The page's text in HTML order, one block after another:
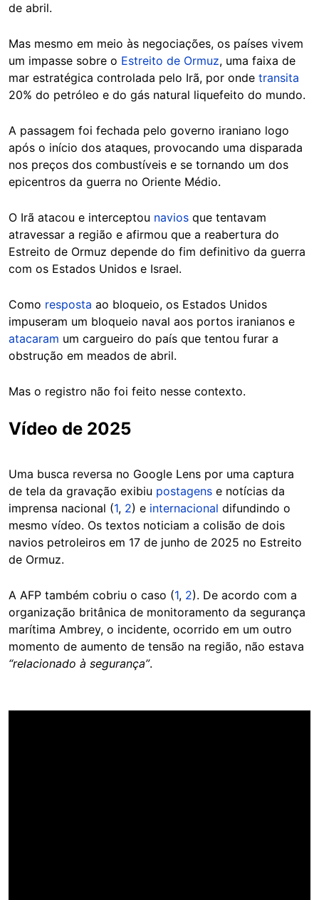
de abril.
Mas mesmo em meio às negociações, os países vivem
um impasse sobre o Estreito de Ormuz, uma faixa de
mar estratégica controlada pelo Irã, por onde transita
20% do petróleo e do gás natural liquefeito do mundo.
A passagem foi fechada pelo governo iraniano logo
após o início dos ataques, provocando uma disparada
nos preços dos combustíveis e se tornando um dos
epicentros da guerra no Oriente Médio.
O Irã atacou e interceptou navios que tentavam
atravessar a região e afirmou que a reabertura do
Estreito de Ormuz depende do fim definitivo da guerra
com os Estados Unidos e Israel.
Como resposta ao bloqueio, os Estados Unidos
impuseram um bloqueio naval aos portos iranianos e
atacaram um cargueiro do país que tentou furar a
obstrução em meados de abril.
Mas o registro não foi feito nesse contexto.
Vídeo de 2025
Uma busca reversa no Google Lens por uma captura
de tela da gravação exibiu postagens e notícias da
imprensa nacional (1, 2) e internacional difundindo o
mesmo vídeo. Os textos noticiam a colisão de dois
navios petroleiros em 17 de junho de 2025 no Estreito
de Ormuz.
A AFP também cobriu o caso (1, 2). De acordo com a
organização britânica de monitoramento da segurança
marítima Ambrey, o incidente, ocorrido em um outro
momento de aumento de tensão na região, não estava
“relacionado à segurança”.